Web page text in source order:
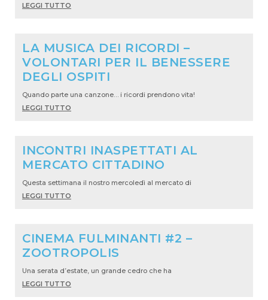
LEGGI TUTTO
LA MUSICA DEI RICORDI –
VOLONTARI PER IL BENESSERE
DEGLI OSPITI
Quando parte una canzone… i ricordi prendono vita!
LEGGI TUTTO
INCONTRI INASPETTATI AL
MERCATO CITTADINO
Questa settimana il nostro mercoledì al mercato di
LEGGI TUTTO
CINEMA FULMINANTI #2 –
ZOOTROPOLIS
Una serata d’estate, un grande cedro che ha
LEGGI TUTTO